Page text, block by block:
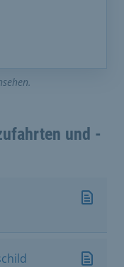
und -